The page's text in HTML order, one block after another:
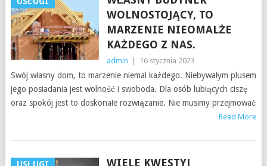
WOLNOSTOJĄCY, TO
MARZENIE NIEOMALŻE
KAŻDEGO Z NAS.
admin 16 stycznia 2023
Swój własny dom, to marzenie niemal każdego. Niebywałym plusem
jego posiadania jest wolność i swoboda. Dla osób lubiących ciszę
oraz spokój jest to doskonałe rozwiązanie. Nie musimy przejmować
Read More
WIELE KWESTYJ